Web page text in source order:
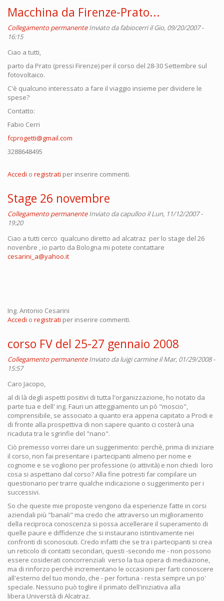
Macchina da Firenze-Prato...
Collegamento permanente Inviato dafabiocerriil Gio, 09/20/2007 -
16:15
Ciao a tutti,
parto da Prato (pressi Firenze) per il corso del 28-30 Settembre sul
fotovoltaico.
C'è qualcuno interessato a fare il viaggio insieme per dividere le
spese?
Contatto:
Fabio Cerri
fcprogetti@gmail.com
3288648495
Accedi o registrati per inserire commenti.
Stage 26 novembre
Collegamento permanente Inviato dacapulloo il Lun, 11/12/2007 -
19:20
Ciao a tutti cerco qualcuno diretto ad alcatraz per lo stage del 26
novenbre , io parto da Bologna mi potete contattare
cesarini_a@yahoo.it
Ing. Antonio Cesarini
Accedi o registrati per inserire commenti.
corso FV del 25-27 gennaio 2008
Collegamento permanente Inviato daluigi carmineil Mar, 01/29/2008 -
15:57
Caro Jacopo,
al di là degli aspetti positivi di tutta l'organizzazione, ho notato da
parte tua e dell' ing. Fauri un atteggiamento un pò "moscio",
comprensibile, se associato a quanto era appena capitato a Prodi e
di fronte alla prospettiva di non sapere quanto ci costerà una
ricaduta tra le sgrinfie del "nano".
Ciò premesso vorrei dare un suggerimento: perchè, prima di iniziare
il corso, non fai presentare i partecipanti almeno per nome e
cognome e se vogliono per professione (o attività) e non chiedi loro
cosa si aspettano dal corso? Alla fine potresti far compilare un
questionario per trarre qualche indicazione o suggerimento per i
successivi.
So che queste mie proposte vengono da esperienze fatte in corsi
aziendali più "banali" ma credo che attraverso un miglioramento
della reciproca conoscenza si possa accellerare il superamento di
quelle paure e diffidenze che si instaurano istintivamente nei
confronti di sconosciuti. Credo infatti che se tra i partecipanti si crea
un reticolo di contatti secondari, questi -secondo me - non possono
essere cosiderati concorrenziali verso la tua opera di mediazione,
ma di rinforzo perchè incrementano le occasioni per farti conoscere
all'esterno del tuo mondo, che - per fortuna - resta sempre un po'
speciale. Nessuno può toglire il primato dell'iniziativa alla
libera Universtà di Alcatraz.